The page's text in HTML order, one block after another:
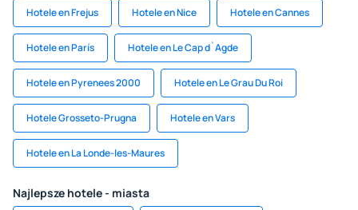
Hotele en Frejus Hotele en Nice Hotele en Cannes
Hotele en París Hotele en Le Cap d`Agde
Hotele en Pyrenees 2000 Hotele en Le Grau Du Roi
Hotele Grosseto-Prugna Hotele en Vars
Hotele en La Londe-les-Maures
Najlepsze hotele - miasta